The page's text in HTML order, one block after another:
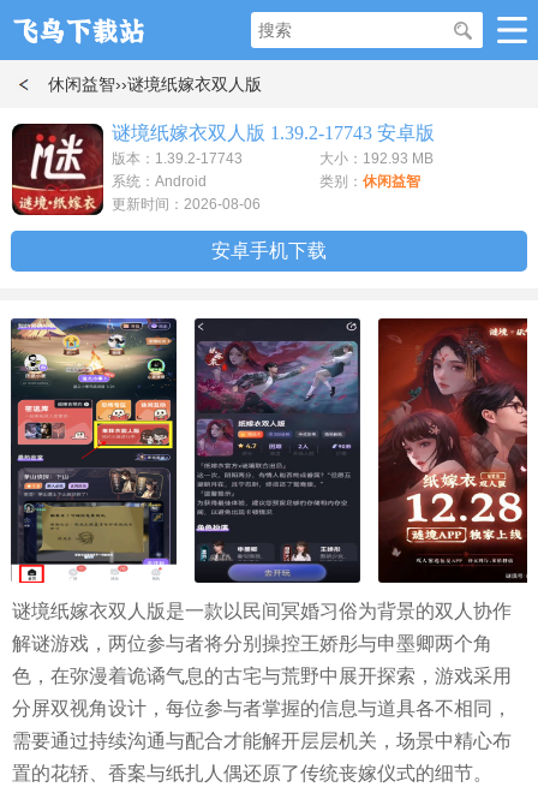
休闲益智››谜境纸嫁衣双人版
谜境纸嫁衣双人版 1.39.2-17743 安卓版
版本：1.39.2-17743
大小：192.93 MB
系统：Android
类别： 休闲益智
更新时间：2026-08-06
安卓手机下载
谜境纸嫁衣双人版是一款以民间冥婚习俗为背景的双人协作
解谜游戏，两位参与者将分别操控王娇彤与申墨卿两个角
色，在弥漫着诡谲气息的古宅与荒野中展开探索，游戏采用
分屏双视角设计，每位参与者掌握的信息与道具各不相同，
需要通过持续沟通与配合才能解开层层机关，场景中精心布
置的花轿、香案与纸扎人偶还原了传统丧嫁仪式的细节。